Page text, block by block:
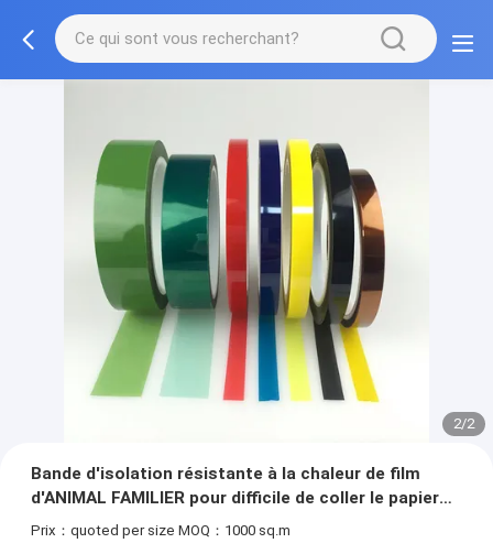
2/2
Bande d'isolation résistante à la chaleur de film
d'ANIMAL FAMILIER pour difficile de coller le papier
de dégagement de silicone
Prix：quoted per size MOQ：1000 sq.m